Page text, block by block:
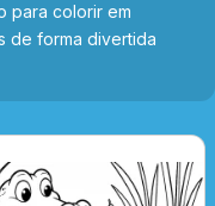
para colorir em
de forma divertida